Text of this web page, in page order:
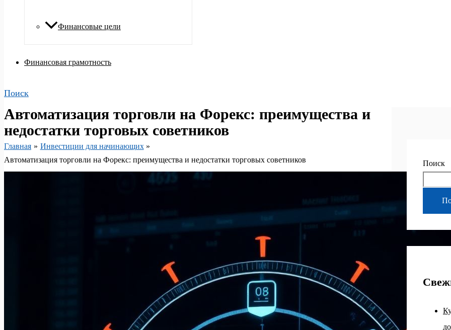
Финансовые цели
Финансовая грамотность
Поиск
Автоматизация торговли на Форекс: преимущества и
недостатки торговых советников
Главная
Инвестиции для начинающих
Автоматизация торговли на Форекс: преимущества и недостатки торговых советников
Поиск